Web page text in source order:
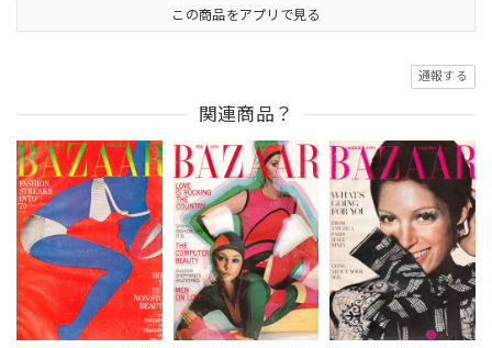
この商品をアプリで見る
通報する
関連商品？